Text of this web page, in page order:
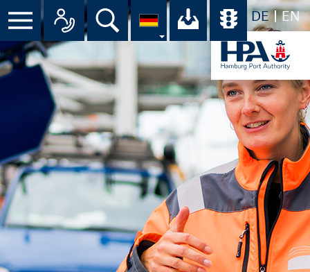
DE EN
Menü Alle Ansprechpartner im
Suche Ihr Download-